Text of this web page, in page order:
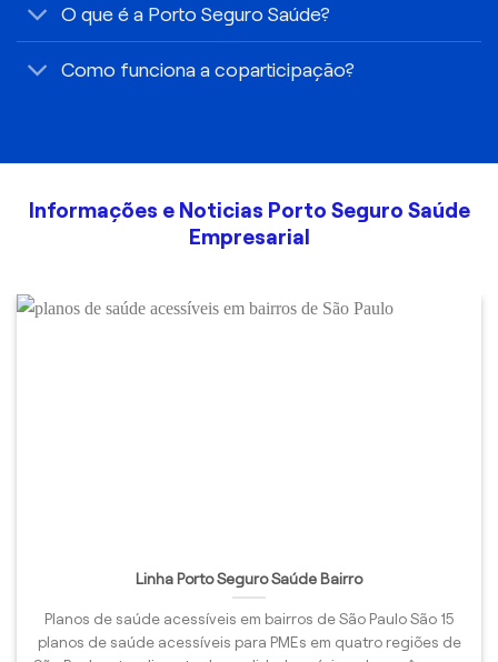
O que é a Porto Seguro Saúde?
Como funciona a coparticipação?
Informações e Noticias Porto Seguro Saúde
Empresarial
Linha Porto Seguro Saúde Bairro
Planos de saúde acessíveis em bairros de São Paulo São 15
planos de saúde acessíveis para PMEs em quatro regiões de